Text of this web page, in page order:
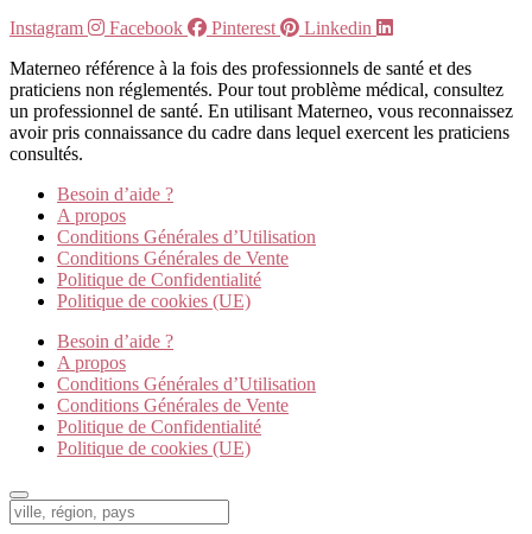
Instagram
Facebook Pinterest
Linkedin
Materneo référence à la fois des professionnels de santé et des
praticiens non réglementés. Pour tout problème médical, consultez
un professionnel de santé. En utilisant Materneo, vous reconnaissez
avoir pris connaissance du cadre dans lequel exercent les praticiens
consultés.
Besoin d’aide ?
A propos
Conditions Générales d’Utilisation
Conditions Générales de Vente
Politique de Confidentialité
Politique de cookies (UE)
Besoin d’aide ?
A propos
Conditions Générales d’Utilisation
Conditions Générales de Vente
Politique de Confidentialité
Politique de cookies (UE)